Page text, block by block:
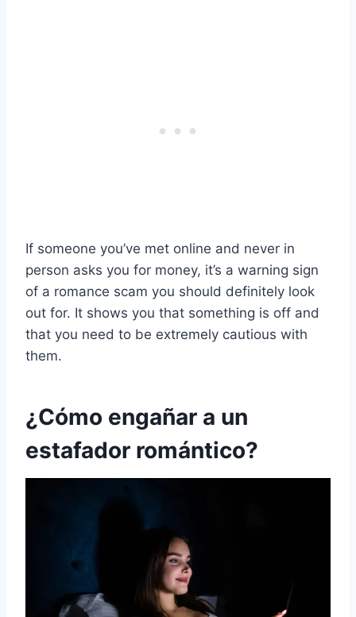
If someone you’ve met online and never in
person asks you for money, it’s a warning sign
of a romance scam you should definitely look
out for. It shows you that something is off and
that you need to be extremely cautious with
them.
¿Cómo engañar a un
estafador romántico?